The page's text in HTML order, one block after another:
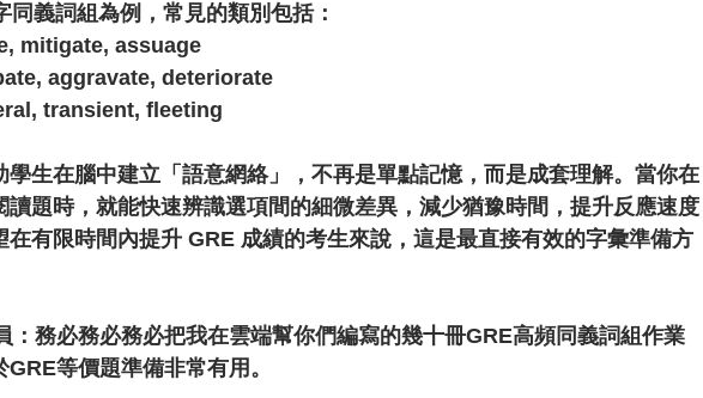
同義詞組為例，常見的類別包括：
mitigate, assuage
aggravate, deteriorate
transient, fleeting
學生在腦中建立「語意網絡」，不再是單點記憶，而是成套理解。當你在
讀題時，就能快速辨識選項間的細微差異，減少猶豫時間，提升反應速度
在有限時間內提升 GRE 成績的考生來說，這是最直接有效的字彙準備方
：務必務必務必把我在雲端幫你們編寫的幾十冊GRE高頻同義詞組作業
等價題準備非常有用。